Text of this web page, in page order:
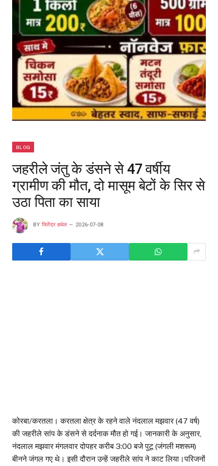
BLOG
जहरीले जंतु के डंसने से 47 वर्षीय
ग्रामीण की मौत, दो मासूम बेटों के सिर से
उठा पिता का साया
BY जितेंद्र हथेल 2026-07-08
कोरबा/करतला। करतला क्षेत्र के रहने वाले नंदलाल मझवार (47 वर्ष)
की जहरीले सांप के डंसने से दर्दनाक मौत हो गई। जानकारी के अनुसार,
नंदलाल मझवार मंगलवार दोपहर करीब 3:00 बजे पुटू (जंगली मशरूम)
बीनने जंगल गए थे। इसी दौरान उन्हें जहरीले सांप ने काट लिया।परिजनों